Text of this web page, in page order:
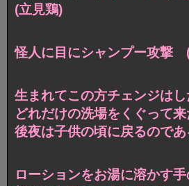
(立見鶏)
怪人に目にシャンプー攻撃
生まれてこの方チェンジは
どれだけの洗場をくぐって
後夜は子供の頃に戻るので
ローションをお湯に溶かす